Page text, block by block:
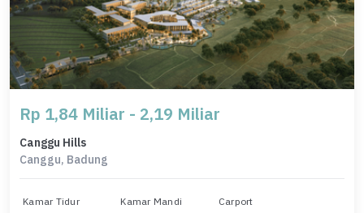
Rp 1,84 Miliar - 2,19 Miliar
Canggu Hills
Canggu, Badung
Kamar Tidur Kamar Mandi Carport